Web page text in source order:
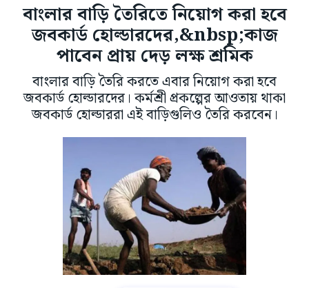
বাংলার বাড়ি তৈরিতে নিয়োগ করা হবে
জবকার্ড হোল্ডারদের,&nbsp;কাজ
পাবেন প্রায় দেড় লক্ষ শ্রমিক
বাংলার বাড়ি তৈরি করতে এবার নিয়োগ করা হবে
জবকার্ড হোল্ডারদের। কর্মশ্রী প্রকল্পের আওতায় থাকা
জবকার্ড হোল্ডাররা এই বাড়িগুলিও তৈরি করবেন।